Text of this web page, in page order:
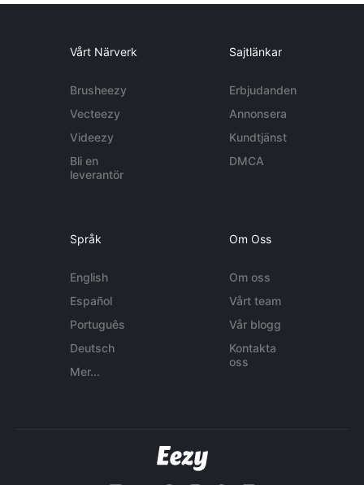
Vårt Närverk
Brusheezy
Vecteezy
Videezy
Bli en
leverantör
Sajtlänkar
Erbjudanden
Annonsera
Kundtjänst
DMCA
Språk
English
Español
Português
Deutsch
Mer...
Om Oss
Om oss
Vårt team
Vår blogg
Kontakta
oss